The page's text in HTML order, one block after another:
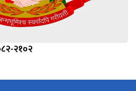
२१०२